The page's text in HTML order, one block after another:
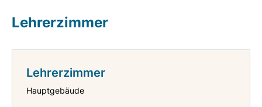
Lehrerzimmer
Lehrerzimmer
Hauptgebäude